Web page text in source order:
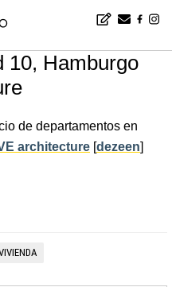
10, Hamburgo – LOVE architecture
10, Hamburgo
de departamentos en
architecture [dezeen]